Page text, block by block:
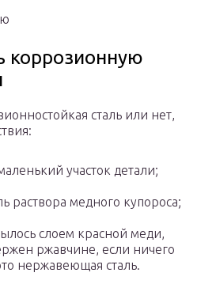
коррозионную
сталь или нет,
участок детали;
раствора медного купороса;
слоем красной меди,
ржавчине, если ничего
нержавеющая сталь.